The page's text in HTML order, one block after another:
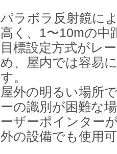
パラボラ反射鏡に
高く、1〜10mの中
目標設定方式がレ
め、屋内では容易
す。
屋外の明るい場所
ーの識別が困難な
ーザーポインター
外の設備でも使用